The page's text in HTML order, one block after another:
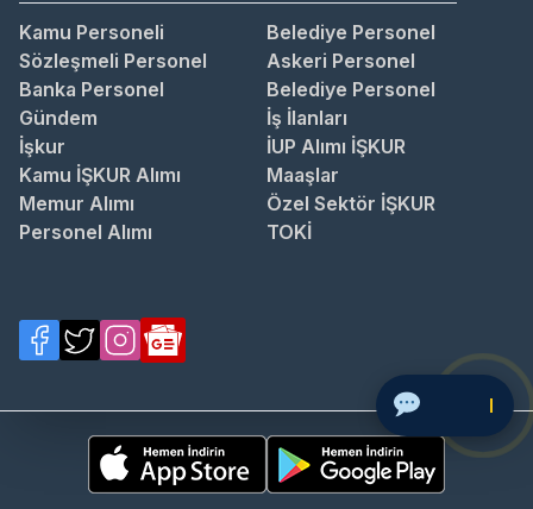
Kamu Personeli
Belediye Personel
Sözleşmeli Personel
Askeri Personel
Banka Personel
Belediye Personel
Gündem
İş İlanları
İşkur
İUP Alımı İŞKUR
Kamu İŞKUR Alımı
Maaşlar
Memur Alımı
Özel Sektör İŞKUR
Personel Alımı
TOKİ